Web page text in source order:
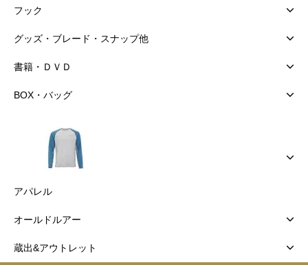
フック
グッズ・ブレード・スナップ他
書籍・ＤＶＤ
BOX・バッグ
アパレル
オールドルアー
蔵出&アウトレット